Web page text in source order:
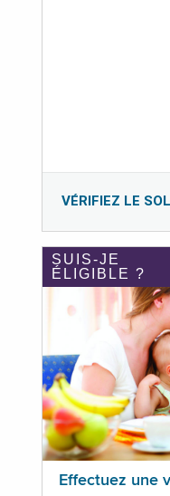
VÉRIFIEZ LE
SUIS-JE
ÉLIGIBLE ?
Effectuez une